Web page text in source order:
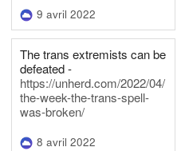
9 avril 2022
The trans extremists can be
defeated -
https://unherd.com/2022/04/
the-week-the-trans-spell-
was-broken/
8 avril 2022